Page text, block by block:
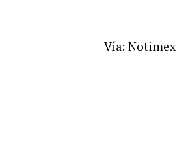
Vía: Notimex